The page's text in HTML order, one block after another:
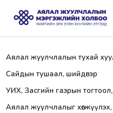
Аялал жуулчлалын тухай
Сайдын тушаал, шийдвэр
УИХ, Засгийн газрын
Аялал жуулчлалыг